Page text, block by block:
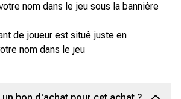
nom dans le jeu sous la bannière
de joueur est situé juste en
nom dans le jeu